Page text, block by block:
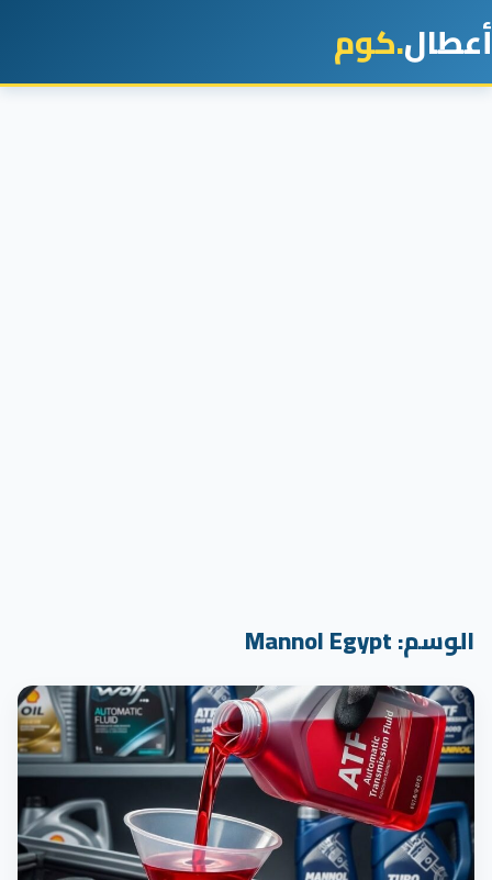
أعطال.كوم
الوسم:Mannol Egypt